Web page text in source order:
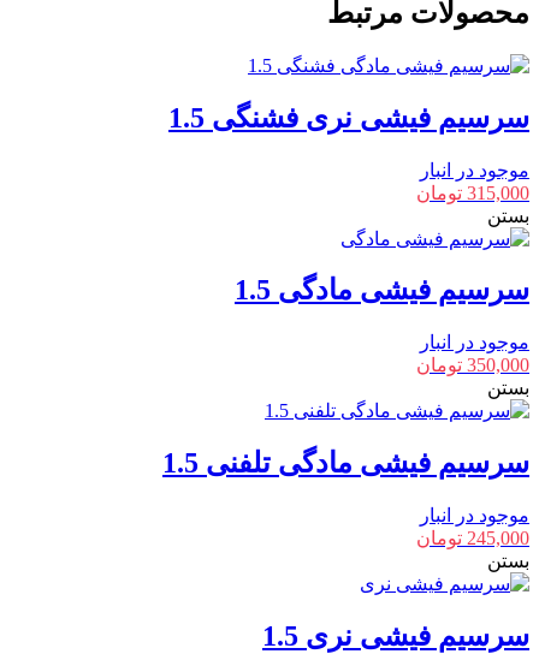
روکش
عدد
محصولات مرتبط
سرسیم فیشی نری فشنگی 1.5
موجود در انبار
315,000 تومان
بستن
سرسیم فیشی مادگی 1.5
موجود در انبار
350,000 تومان
بستن
سرسیم فیشی مادگی تلفنی 1.5
موجود در انبار
245,000 تومان
بستن
سرسیم فیشی نری 1.5